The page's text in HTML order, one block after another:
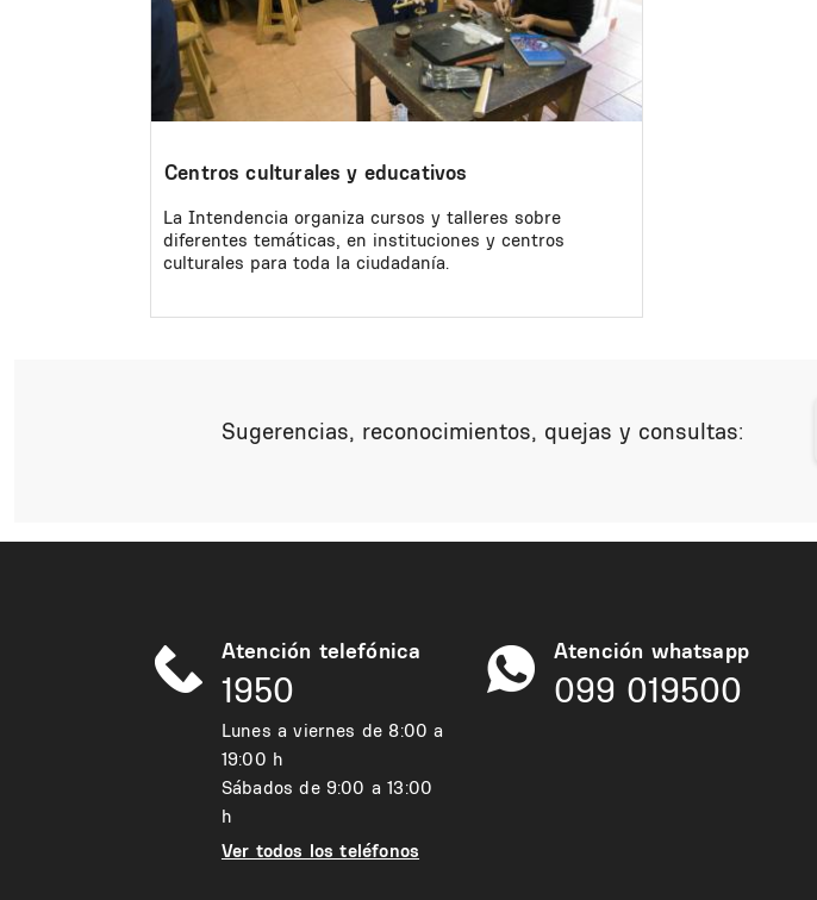
Centros culturales y educativos
La Intendencia organiza cursos y talleres sobre
diferentes temáticas, en instituciones y centros
culturales para toda la ciudadanía.
Sugerencias, reconocimientos, quejas y consultas:
Atención telefónica
1950
Lunes a viernes de 8:00 a
19:00 h
Sábados de 9:00 a 13:00
h
Ver todos los teléfonos
Atención whatsapp
099 019500